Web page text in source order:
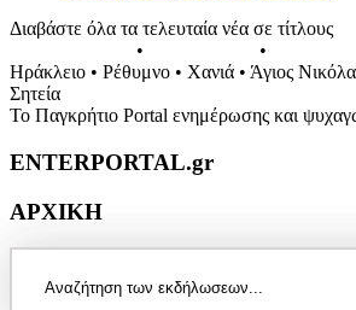
Διαβάστε όλα τα τελευταία νέα σε τίτλους
• •
Ηράκλειο • Ρέθυμνο • Χανιά • Άγιος
Σητεία
Το Παγκρήτιο Portal ενημέρωσης και
ENTERPORTAL.gr
ΑΡΧΙΚΗ